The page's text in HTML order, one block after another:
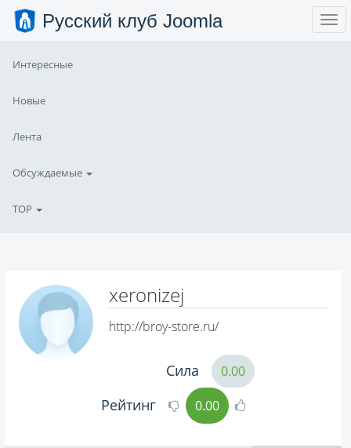
Русский клуб Joomla
Интересные
Новые
Лента
Обсуждаемые
TOP
xeronizej
http://broy-store.ru/
Сила 0.00
Рейтинг 0.00